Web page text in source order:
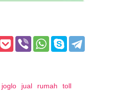
joglo jual rumah toll